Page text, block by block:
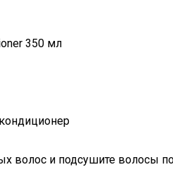
350 мл
волос и подсушите волосы